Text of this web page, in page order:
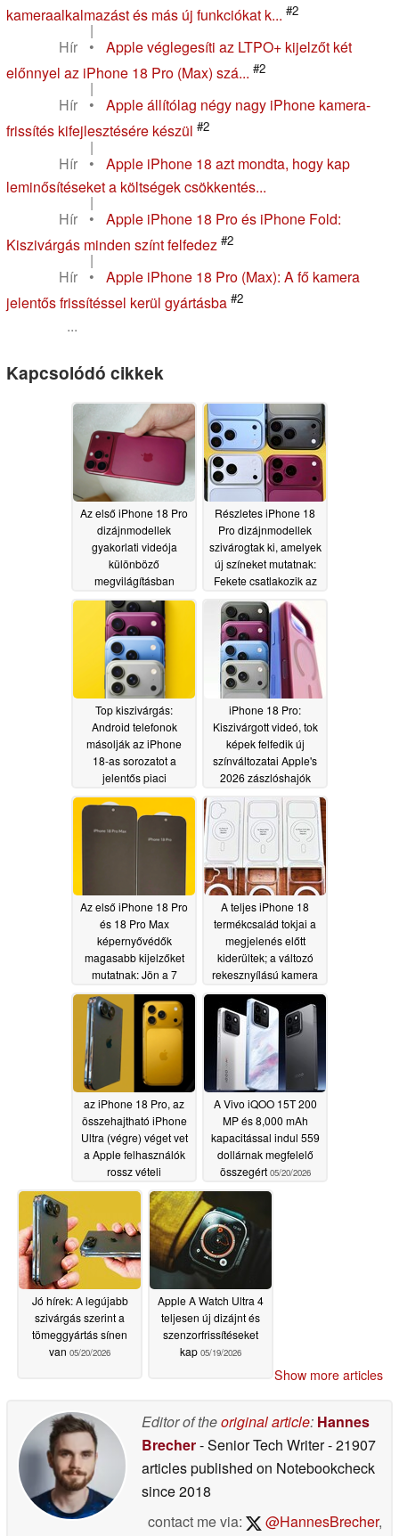
kameraalkalmazást és más új funkciókat k... #2
|
Hír
•
Apple véglegesíti az LTPO+ kijelzőt két
előnnyel az iPhone 18 Pro (Max) szá... #2
|
Hír
•
Apple állítólag négy nagy iPhone kamera-
frissítés kifejlesztésére készül #2
|
Hír
•
Apple iPhone 18 azt mondta, hogy kap
leminősítéseket a költségek csökkentés...
|
Hír
•
Apple iPhone 18 Pro és iPhone Fold:
Kiszivárgás minden színt felfedez #2
|
Hír
•
Apple iPhone 18 Pro (Max): A fő kamera
jelentős frissítéssel kerül gyártásba #2
...
Kapcsolódó cikkek
Az első iPhone 18 Pro
dizájnmodellek
gyakorlati videója
különböző
megvilágításban
mutatja be az új
színeket05/31/2026
Részletes iPhone 18
Pro dizájnmodellek
szivárogtak ki, amelyek
új színeket mutatnak:
Fekete csatlakozik az
ezüsthöz
Top kiszivárgás:
Android telefonok
másolják az iPhone
18-as sorozatot a
jelentős piaci
váltásban; a Xiaomi az
első a sorban05/27/2026
iPhone 18 Pro:
Kiszivárgott videó, tok
képek felfedik új
színváltozatai Apple's
2026 zászlóshajók
05/25/2026
Az első iPhone 18 Pro
és 18 Pro Max
képernyővédők
magasabb kijelzőket
mutatnak: Jön a 7
hüvelykes iPhone?
05/23/2026
A teljes iPhone 18
termékcsalád tokjai a
megjelenés előtt
kiderültek; a változó
rekesznyílású kamera
vastagabb dizájnt
eredményezhet
05/23/2026
az iPhone 18 Pro, az
összehajtható iPhone
Ultra (végre) véget vet
a Apple felhasználók
rossz vételi
problémáinak, mondja
a friss szivárgás
05/22/2026
A Vivo iQOO 15T 200
MP és 8,000 mAh
kapacitással indul 559
dollárnak megfelelő
összegért 05/20/2026
Jó hírek: A legújabb
szivárgás szerint a
tömeggyártás sínen
van 05/20/2026
Apple A Watch Ultra 4
teljesen új dizájnt és
szenzorfrissítéseket
kap 05/19/2026
Show more articles
Editor of theoriginal article: Hannes
Brecher- Senior Tech Writer- 21907
articles published on Notebookcheck
since 2018
contact me via:
@HannesBrecher,